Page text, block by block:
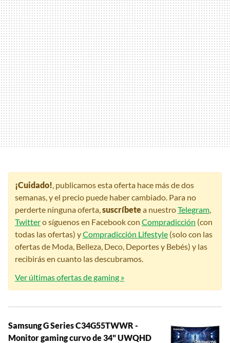
¡Cuidado! , publicamos esta oferta hace más de dos
semanas, y el precio puede haber cambiado. Para no
perderte ninguna oferta, suscríbetea nuestroTelegram
Twittero síguenos en Facebook con Compradicción (con
todas las ofertas) yCompradicción Lifestyle (solo con las
ofertas de Moda, Belleza, Deco, Deportes y Bebés) y las
recibirás en cuanto las descubramos.
Ver últimas ofertas de gaming »
Samsung G Series C34G55TWWR -
Monitor gaming curvo de 34" UWQHD